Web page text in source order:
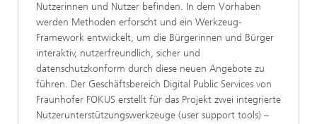
Nutzerinnen und Nutzer befinden. In dem Vorhaben
werden Methoden erforscht und ein Werkzeug-
Framework entwickelt, um die Bürgerinnen und Bürger
interaktiv, nutzerfreundlich, sicher und
datenschutzkonform durch diese neuen Angebote zu
führen. Der Geschäftsbereich Digital Public Services von
Fraunhofer FOKUS erstellt für das Projekt zwei integrierte
Nutzerunterstützungswerkzeuge (user support tools) –